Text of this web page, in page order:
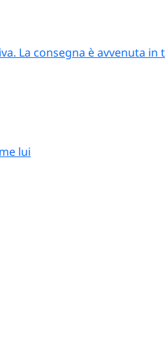
La consegna è avvenuta
lui